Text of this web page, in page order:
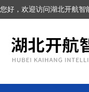
您好，欢迎访问湖北开航智